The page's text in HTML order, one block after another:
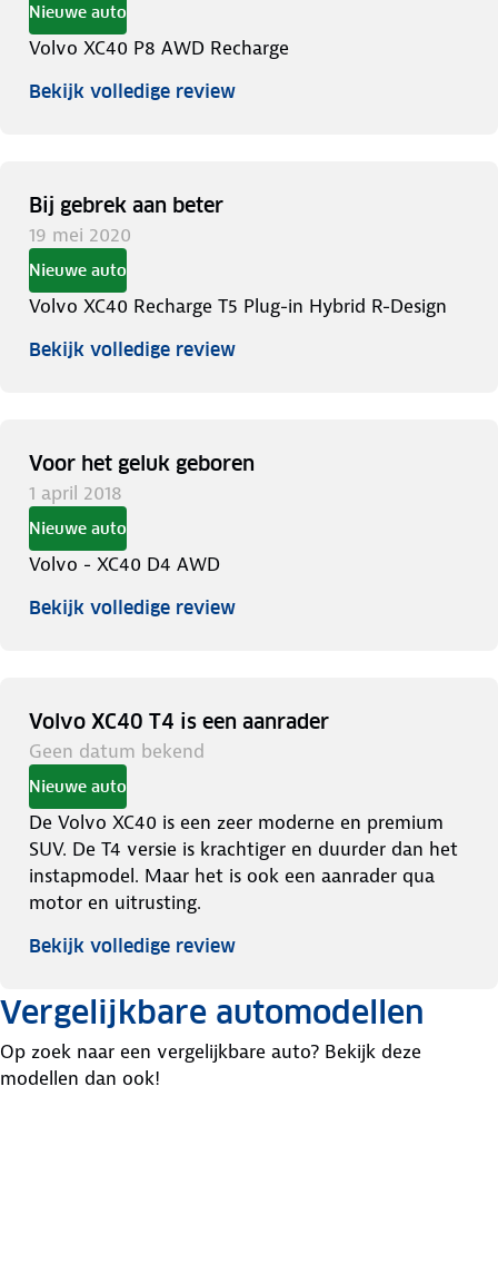
Nieuwe auto
Volvo XC40 P8 AWD Recharge
Bekijk volledige review
Bij gebrek aan beter
19 mei 2020
Nieuwe auto
Volvo XC40 Recharge T5 Plug-in Hybrid R-Design
Bekijk volledige review
Voor het geluk geboren
1 april 2018
Nieuwe auto
Volvo - XC40 D4 AWD
Bekijk volledige review
Volvo XC40 T4 is een aanrader
Geen datum bekend
Nieuwe auto
De Volvo XC40 is een zeer moderne en premium
SUV. De T4 versie is krachtiger en duurder dan het
instapmodel. Maar het is ook een aanrader qua
motor en uitrusting.
Bekijk volledige review
Vergelijkbare automodellen
Op zoek naar een vergelijkbare auto? Bekijk deze
modellen dan ook!